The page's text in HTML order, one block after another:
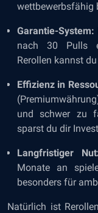
wettbewerbsfähig
Garantie-System:
nach 30 Pulls
Rerollen kannst
Effizienz in
und schwer zu
sparst du dir
Langfristiger
Monate an
besonders für
Natürlich ist